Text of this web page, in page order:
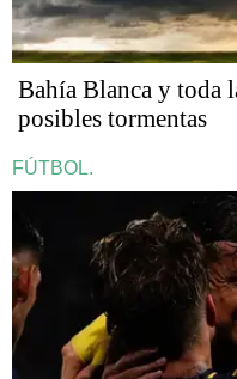
Bahía Blanca y toda
posibles tormentas
FÚTBOL.